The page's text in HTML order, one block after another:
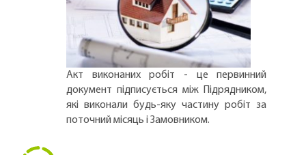
Акт виконаних робіт - це первинний
документ підписується між Підрядником,
які виконали будь-яку частину робіт за
поточний місяць і Замовником.